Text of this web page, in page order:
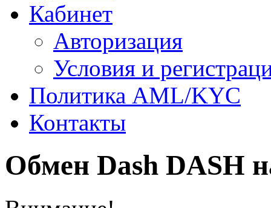
Кабинет
Авторизация
Условия и
Политика AML/KYC
Контакты
Обмен Dash DASH